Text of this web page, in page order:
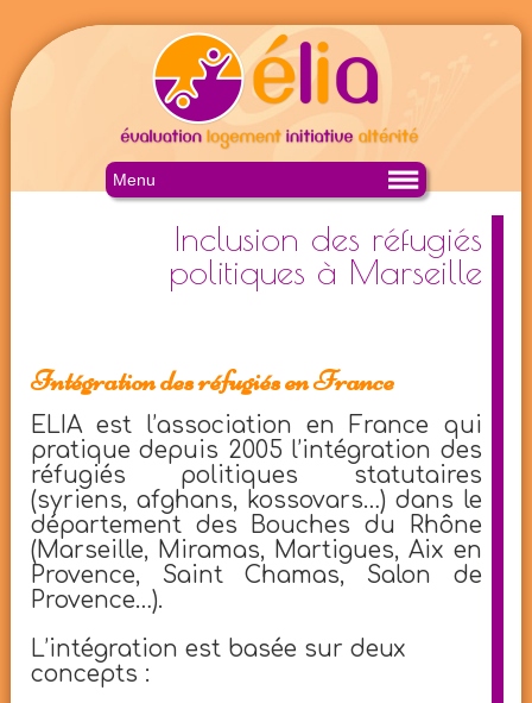
Menu
Inclusion des réfugiés
politiques à Marseille
Intégration des réfugiés en France
ELIA est l’association en France qui
pratique depuis 2005 l’intégration des
réfugiés politiques statutaires
(syriens, afghans, kossovars…) dans le
département des Bouches du Rhône
(Marseille, Miramas, Martigues, Aix en
Provence, Saint Chamas, Salon de
Provence…).
L’intégration est basée sur deux
concepts :